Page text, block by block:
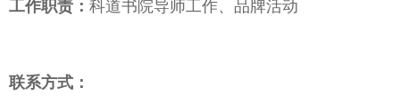
工作职责： 科道书院导师工作、品牌活动
联系方式：